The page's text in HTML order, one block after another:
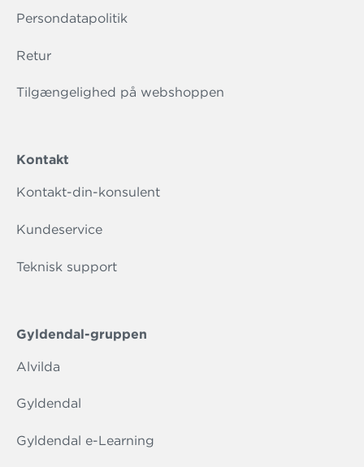
Persondatapolitik
Retur
Tilgængelighed på webshoppen
Kontakt
Kontakt-din-konsulent
Kundeservice
Teknisk support
Gyldendal-gruppen
Alvilda
Gyldendal
Gyldendal e-Learning